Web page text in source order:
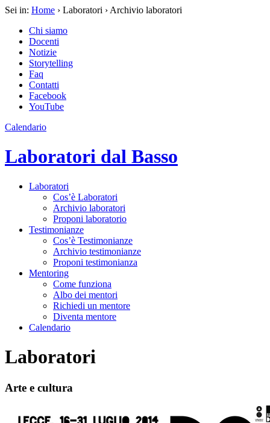
Sei in: Home › Laboratori › Archivio laboratori
Chi siamo
Docenti
Notizie
Storytelling
Faq
Contatti
Facebook
YouTube
Calendario
Laboratori dal Basso
Laboratori
Cos’è Laboratori
Archivio laboratori
Proponi laboratorio
Testimonianze
Cos’è Testimonianze
Archivio testimonianze
Proponi testimonianza
Mentoring
Come funziona
Albo dei mentori
Richiedi un mentore
Diventa mentore
Calendario
Laboratori
Arte e cultura